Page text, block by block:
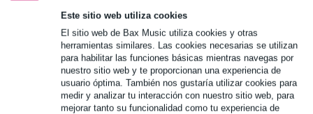
Este sitio web utiliza cookies
El sitio web de Bax Music utiliza cookies y otras
herramientas similares. Las cookies necesarias se utilizan
para habilitar las funciones básicas mientras navegas por
nuestro sitio web y te proporcionan una experiencia de
usuario óptima. También nos gustaría utilizar cookies para
medir y analizar tu interacción con nuestro sitio web, para
mejorar tanto su funcionalidad como tu experiencia de
Especificaciones completas
Véase también (3)